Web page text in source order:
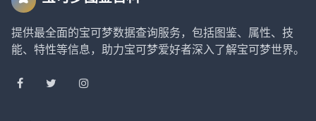
提供最全面的宝可梦数据查询服务，包括图鉴、属性、技
能、特性等信息，助力宝可梦爱好者深入了解宝可梦世界。